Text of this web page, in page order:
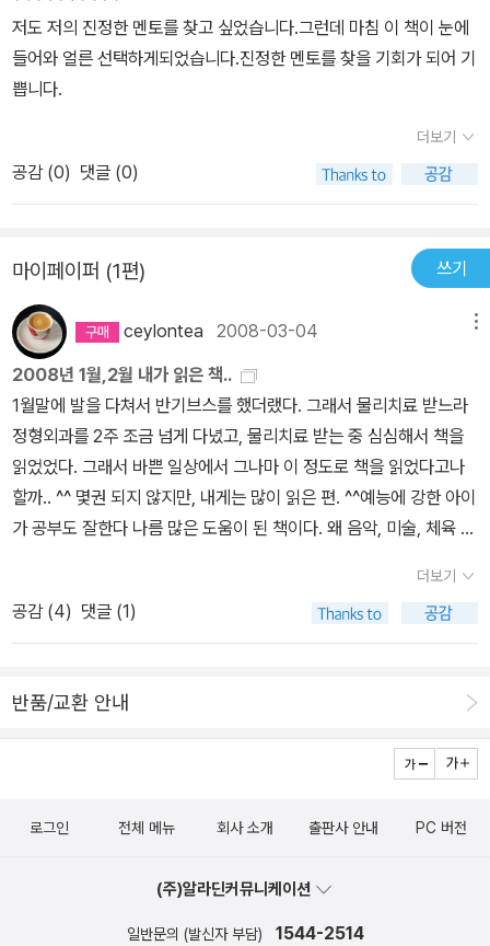
분 성찰>처음 30초간1단계 : 목표에 부합하지 않은 행동을 하는 즉시
그 사실을 깨닫도록 노력한다. 2단계 : 내가 무엇을 잘못했는지, 즉 내
가 배우고자 하는 것을 스스로에게 가르치는 것을방해하는 것이 무엇
을 놓쳤다'는 사실을 마음속 깊이 느끼는 시간을 갖는다.나머지 30초
간4단계 : 옳지 않은 행동을 한 것은 사실이지만 그 행동과 나라는 사
람 자체는 별개임을 상기한다. 자신의 행동을 바로잡고 스스로를 긍
것을 가르친다. 그릇된 행동 방식을 바꾸고 성찰을 통해 행동을 다듬
는다.(^@^ 나는 계획을 세우면 작심삼일로 잘 끝나는 편이다. 그런
내 자신이 한심하게 느껴질때가 있는데, 또계획을 세우고, 또 반성하
고또 계획세우길 반복한다. 내 자신이 왜 이렇게 나약한지를 한탄할
때가 많은데 나를 너무 몰아세우지 않고 나 자신을 칭찬하며 긍정하
는 법응ㄹ 배워야겠다. 내가 세워 놓은 목표를 항상 상기하며 나의 나
태함을 다스려야겠다. 그리고 목표를 향해노력하며 조금씩 나아지는
나를 칭찬하며...)'내가 마음속에 떠올리는 것이 바로 내가 인생에서
얻게 되는 것이다.''자기의 좋은 점을 자주 느낄수록 다른 사람의 좋은
면도 자주 발견할 수 있다.'옮긴이의 말 中전 세계 모든 스승들의 궁
극적 목표는 '스스로 자기 자신을 가르치도록 사람들을 가르치는
것'이 되어야 한다.여기서 '스스로 자기 자신을 가르치도록 가르친
달성하기 위해 스스로 격려하고 '칭찬'하며, 꾸준히 자신의 행동을 점
목표를 세우고 그것을 스스로의 힘으로 이루어 내는 과정을 통해, 나
름의 성취 방법을 터득하도록 가르치는 것이 진정한 의미의 스승이자
멘토가 아닐까 싶다.
저도 저의 진정한 멘토를 찾고 싶었습니다.그런데 마침 이 책이 눈에
들어와 얼른 선택하게되었습니다.진정한 멘토를 찾을 기회가 되어 기
쁩니다.
더보기
공감 (0) 댓글 (0)
마이페이퍼 (1편) 쓰기
ceylontea 2008-03-04
2008년 1월,2월 내가 읽은 책..
1월말에 발을 다쳐서 반기브스를 했더랬다. 그래서 물리치료 받느라
정형외과를 2주 조금 넘게 다녔고, 물리치료 받는 중 심심해서 책을
읽었었다. 그래서 바쁜 일상에서 그나마 이 정도로 책을 읽었다고나
할까.. ^^ 몇권 되지 않지만, 내게는 많이 읽은 편. ^^예능에 강한 아이
가 공부도 잘한다 나름 많은 도움이 된 책이다. 왜 음악, 미술, 체육 관
학습을 하기 위한 기본 바탕이 되는지를 설명해 놓았다. 피아노를 언
제 배우는 것이 좋고, 어떤 방법으로 배우는 것이 좋은지에 대한 저자
의 생각과 함께, 아이들이 처음 피아노를 배울 때 부모가 어떻게 이끌
나도 우리 아이들이 피아노를 배울 때 활용해 봐야겠다. 그리고 아이
들이 그림이나 미술 활동을 통해 자신의 생각을 표현하는 것에 대한
중요성도 같이 이야기 해 놓았다.책 만들며 크는 아이 저자가 자신의
했는지 저자의 사례를 적어 놓은 책이다. 저자는 미술 전공자이고, 그
런 과정들이 아이에게 좋다라는 것을 알고는 있지만, 내가 실천하기
에는 쉽지만은 않은 내용이다.하루 15분 책 읽어 주기의 힘 제목에서
더보기
공감 (4) 댓글 (1)
반품/교환 안내
로그인 전체 메뉴 회사 소개 출판사 안내 PC 버전
(주)알라딘커뮤니케이션
일반문의 (발신자 부담) 1544-2514